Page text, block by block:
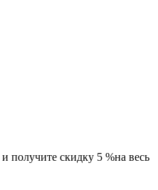
и получите скидку 5 %на весь